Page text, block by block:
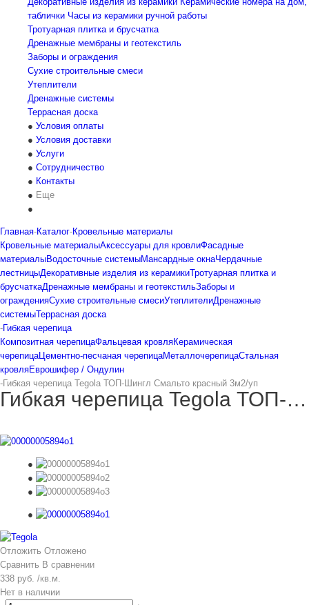
таблички Часы из керамики ручной работы
Тротуарная плитка и брусчатка
Дренажные мембраны и геотекстиль
Заборы и ограждения
Сухие строительные смеси
Утеплители
Дренажные системы
Террасная доска
Условия оплаты
Условия доставки
Услуги
Сотрудничество
Контакты
Еще
Главная-Каталог-Кровельные материалы
Кровельные материалыАксессуары для кровлиФасадные
материалыВодосточные системыМансардные окнаЧердачные
лестницыДекоративные изделия из керамикиТротуарная плитка и
брусчаткаДренажные мембраны и геотекстильЗаборы и
огражденияСухие строительные смесиУтеплителиДренажные
системыТеррасная доска
-Гибкая черепица
Композитная черепицаФальцевая кровляКерамическая
черепицаЦементно-песчаная черепицаМеталлочерепицаСтальная
кровляЕврошифер / Ондулин
-Гибкая черепица Tegola ТОП-Шингл Смальто красный 3м2/уп
Гибкая черепица Tegola ТОП-Шингл Смальто красный 3м2/уп
Отложить Отложено
Сравнить В сравнении
338 руб. /кв.м.
Нет в наличии